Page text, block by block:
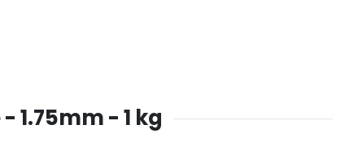
1.75mm - 1 kg